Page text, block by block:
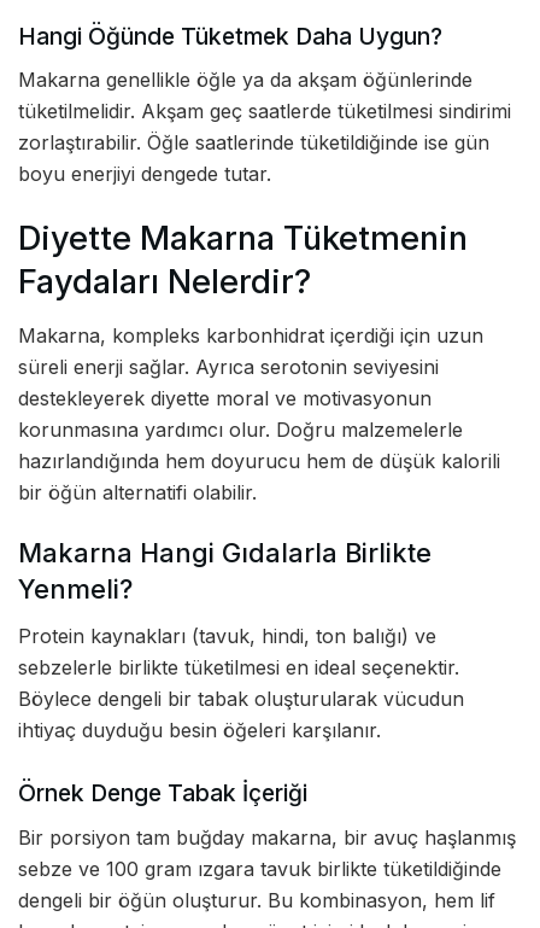
Hangi Öğünde Tüketmek Daha Uygun?
Makarna genellikle öğle ya da akşam öğünlerinde
tüketilmelidir. Akşam geç saatlerde tüketilmesi sindirimi
zorlaştırabilir. Öğle saatlerinde tüketildiğinde ise gün
boyu enerjiyi dengede tutar.
Diyette Makarna Tüketmenin
Faydaları Nelerdir?
Makarna, kompleks karbonhidrat içerdiği için uzun
süreli enerji sağlar. Ayrıca serotonin seviyesini
destekleyerek diyette moral ve motivasyonun
korunmasına yardımcı olur. Doğru malzemelerle
hazırlandığında hem doyurucu hem de düşük kalorili
bir öğün alternatifi olabilir.
Makarna Hangi Gıdalarla Birlikte
Yenmeli?
Protein kaynakları (tavuk, hindi, ton balığı) ve
sebzelerle birlikte tüketilmesi en ideal seçenektir.
Böylece dengeli bir tabak oluşturularak vücudun
ihtiyaç duyduğu besin öğeleri karşılanır.
Örnek Denge Tabak İçeriği
Bir porsiyon tam buğday makarna, bir avuç haşlanmış
sebze ve 100 gram ızgara tavuk birlikte tüketildiğinde
dengeli bir öğün oluşturur. Bu kombinasyon, hem lif